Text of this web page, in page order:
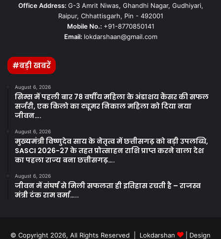
Office Address: G-3 Amrit Niwas, Ghandhi Nagar, Gudhiyari,
Raipur, Chhattisgarh, Pin - 492001
Mobile No.: +91-8770850141
Email: lokdarshaan@gmail.com
#बड़ी खबरें
August 6, 2026
सिम्स में पहली बार 78 वर्षीय महिला के अंडाशय कैंसर की सफल
सर्जरी, एक किलो का ट्यूमर निकाल महिला को दिया नया
जीवन….
August 6, 2026
मुख्यमंत्री विष्णुदेव साय के नेतृत्व में छत्तीसगढ़ को बड़ी उपलब्धि,
SASCI 2026-27 के तहत प्रोत्साहन राशि प्राप्त करने वाला देश
का पहला राज्य बना छत्तीसगढ़….
August 6, 2026
जीवन में संघर्ष से मिली सफलता ही इतिहास रचती है – राजस्व
मंत्री टंक राम वर्मा…..
© Copyright 2026, All Rights Reserved | Lokdarshan | Design